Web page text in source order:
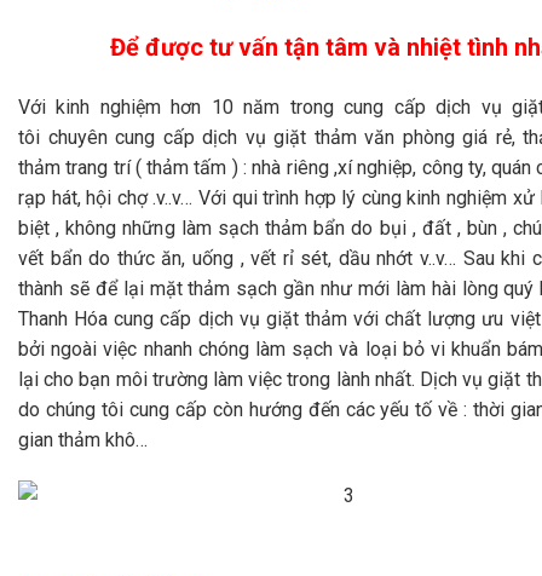
Để được tư vấn tận tâm và nhiệt tình
Với kinh nghiệm hơn 10 năm trong cung cấp dịch vụ
tôi chuyên cung cấp dịch vụ giặt thảm văn phòng giá rẻ,
thảm trang trí ( thảm tấm ) : nhà riêng ,xí nghiệp, công ty, quán
rạp hát, hội chợ .v..v… Với qui trình hợp lý cùng kinh nghiệm
biệt , không những làm sạch thảm bẩn do bụi , đất , bùn ,
vết bẩn do thức ăn, uống , vết rỉ sét, dầu nhớt v..v… Sau khi
thành sẽ để lại mặt thảm sạch gần như mới làm hài lòng quý
Thanh Hóa cung cấp dịch vụ giặt thảm với chất lượng ưu việt
bởi ngoài việc nhanh chóng làm sạch và loại bỏ vi khuẩn
lại cho bạn môi trường làm việc trong lành nhất. Dịch vụ giặt
do chúng tôi cung cấp còn hướng đến các yếu tố về : thời
gian thảm khô…